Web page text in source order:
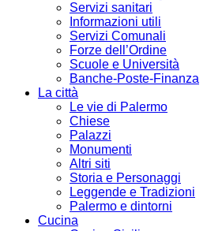
Servizi sanitari
Informazioni utili
Servizi Comunali
Forze dell’Ordine
Scuole e Università
Banche-Poste-Finanza
La città
Le vie di Palermo
Chiese
Palazzi
Monumenti
Altri siti
Storia e Personaggi
Leggende e Tradizioni
Palermo e dintorni
Cucina